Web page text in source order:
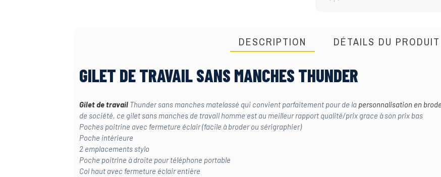
DESCRIPTION DÉTAILS DU PRODUIT
GILET DE TRAVAIL SANS MANCHES THUNDER
Gilet de travail Thunder sans manches matelassé qui convient parfaitement pour de la personnalisation en
de société, ce gilet sans manches de travail homme est au meilleur rapport qualité/prix grace à son prix bas
Poches poitrine avec fermeture éclair (facile à broder ou sérigraphier)
Poche intérieure
2 emplacements stylo
Poche poitrine à droite pour téléphone portable
Col haut avec fermeture éclair entière